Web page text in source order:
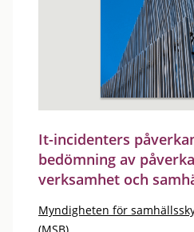
It-incidenters
bedömning av
verksamhet och
Myndigheten för